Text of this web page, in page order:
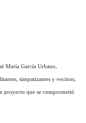
María García Urbano,
simpatizantes y vecinos,
proyecto que se comprometió